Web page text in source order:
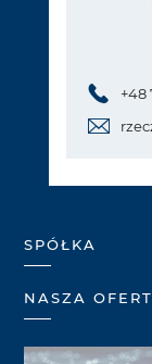
+48
SPÓŁKA
NASZA